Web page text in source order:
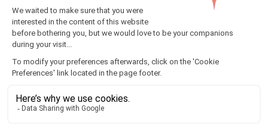
App de astrologia que te entende, para você se
tornar o seu melhor eu
Termos e Condições